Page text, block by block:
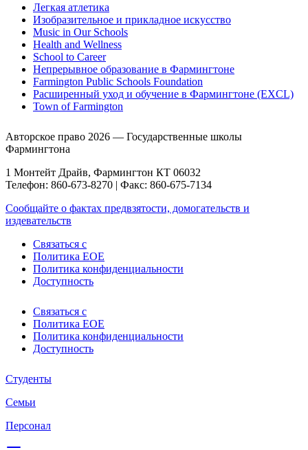
Легкая атлетика
Изобразительное и прикладное искусство
Music in Our Schools
Health and Wellness
School to Career
Непрерывное образование в Фармингтоне
Farmington Public Schools Foundation
Расширенный уход и обучение в Фармингтоне (EXCL)
Town of Farmington
Авторское право 2026 — Государственные школы
Фармингтона
1 Монтейт Драйв, Фармингтон КТ 06032
Телефон: 860-673-8270 | Факс: 860-675-7134
Сообщайте о фактах предвзятости, домогательств и
издевательств
Связаться с
Политика EOE
Политика конфиденциальности
Доступность
Связаться с
Политика EOE
Политика конфиденциальности
Доступность
Студенты
Семьи
Персонал